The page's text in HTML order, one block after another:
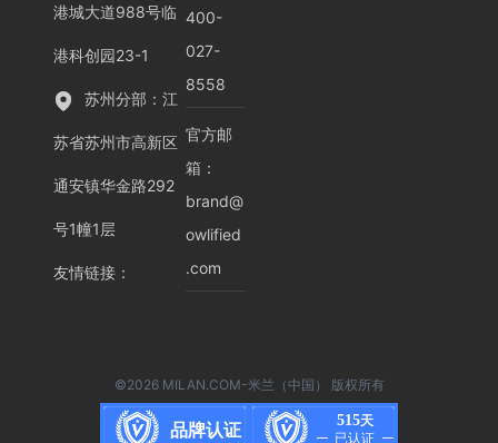
港城大道988号临
港科创园23-1
苏州分部：江
苏省苏州市高新区
通安镇华金路292
号1幢1层
友情链接：
400-
027-
8558
官方邮
箱：
brand@
owlified
.com
©2026 MILAN.COM-米兰（中国） 版权所有
品牌认证
515天
已认证